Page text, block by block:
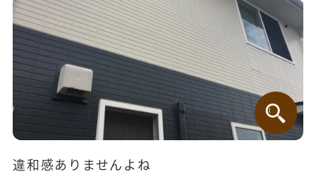
違和感ありませんよね